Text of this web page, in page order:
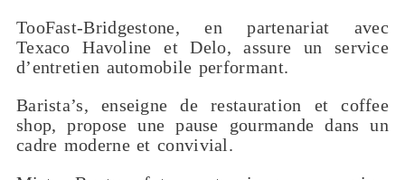
TooFast-Bridgestone, en partenariat avec
Texaco Havoline et Delo, assure un service
d’entretien automobile performant.
Barista’s, enseigne de restauration et coffee
shop, propose une pause gourmande dans un
cadre moderne et convivial.